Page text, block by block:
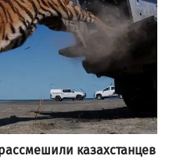
казахстанцев